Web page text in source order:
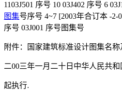
1103J501 序号 10 03J402 序号 6
图集号序号 4~7 [2003年合订本 -2-
序号 03J001 序号图集号
附件：国家建筑标准设计图集名称
二00三年一月二十日中华人民共和
起执行.